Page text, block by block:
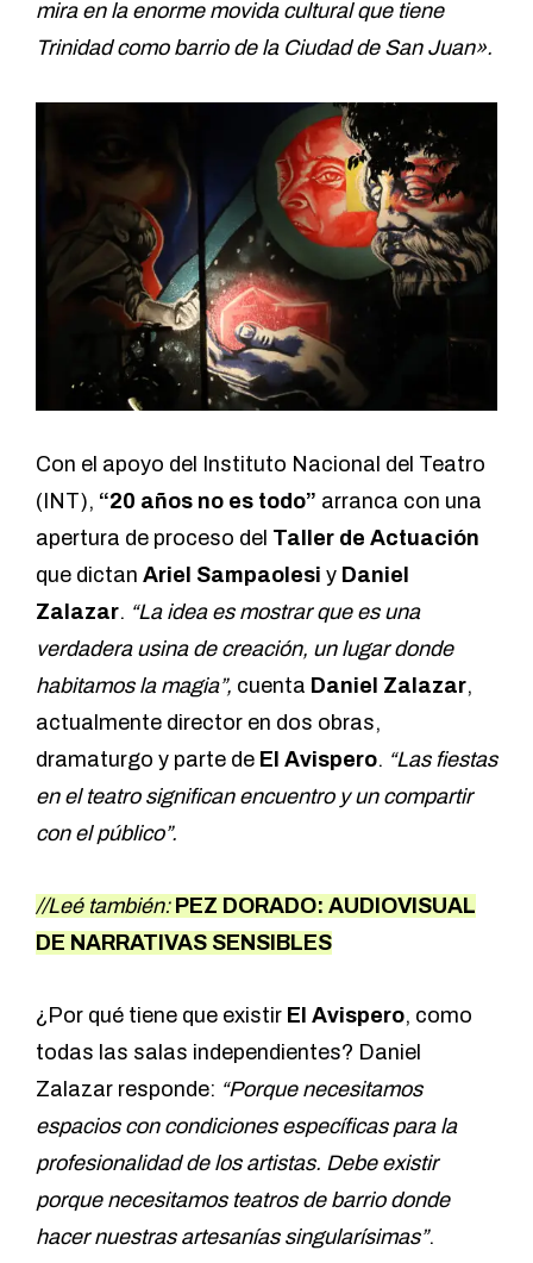
mira en la enorme movida cultural que tiene
Trinidad como barrio de la Ciudad de San Juan».
Con el apoyo del Instituto Nacional del Teatro
(INT), “20 años no es todo” arranca con una
apertura de proceso del Taller de Actuación
que dictan Ariel Sampaolesi y Daniel
Zalazar. “La idea es mostrar que es una
verdadera usina de creación, un lugar donde
habitamos la magia”, cuenta Daniel Zalazar,
actualmente director en dos obras,
dramaturgo y parte de El Avispero. “Las fiestas
en el teatro significan encuentro y un compartir
con el público”.
//Leé también: PEZ DORADO: AUDIOVISUAL
DE NARRATIVAS SENSIBLES
¿Por qué tiene que existir El Avispero, como
todas las salas independientes? Daniel
Zalazar responde: “Porque necesitamos
espacios con condiciones específicas para la
profesionalidad de los artistas. Debe existir
porque necesitamos teatros de barrio donde
hacer nuestras artesanías singularísimas”.